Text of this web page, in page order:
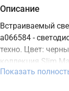
Описание
Встраиваемый
a066584 -
техно. Цвет:
коллекция Slim
температура
Показать